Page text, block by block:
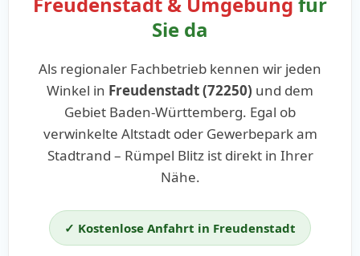
Sie da
Als regionaler Fachbetrieb kennen wir jeden
Winkel in Freudenstadt (72250) und dem
Gebiet Baden-Württemberg. Egal ob
verwinkelte Altstadt oder Gewerbepark am
Stadtrand – Rümpel Blitz ist direkt in Ihrer
Nähe.
✓ Kostenlose Anfahrt in Freudenstadt